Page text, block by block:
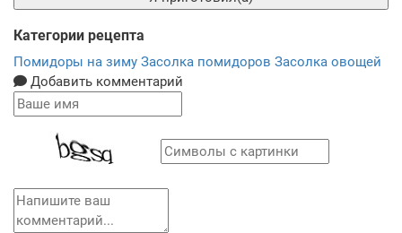
Категории рецепта
Помидоры на зиму Засолка помидоров Засолка овощей
Добавить комментарий